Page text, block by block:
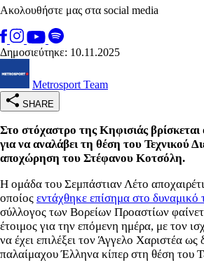
Ακολουθήστε μας στα social media
Δημοσιεύτηκε: 10.11.2025
Metrosport Team
SHARE
Στο στόχαστρο της Κηφισιάς βρίσκεται
για να αναλάβει τη θέση του Τεχνικού
αποχώρηση του Στέφανου Κοτσόλη.
Η ομάδα του Σεμπάστιαν Λέτο
οποίος εντάχθηκε επίσημα στο
σύλλογος των Βορείων Προαστίων
έτοιμος για την επόμενη ημέρα, με τον
να έχει επιλέξει τον Άγγελο Χαριστέα ως
παλαίμαχου Έλληνα κίπερ στη θέση του